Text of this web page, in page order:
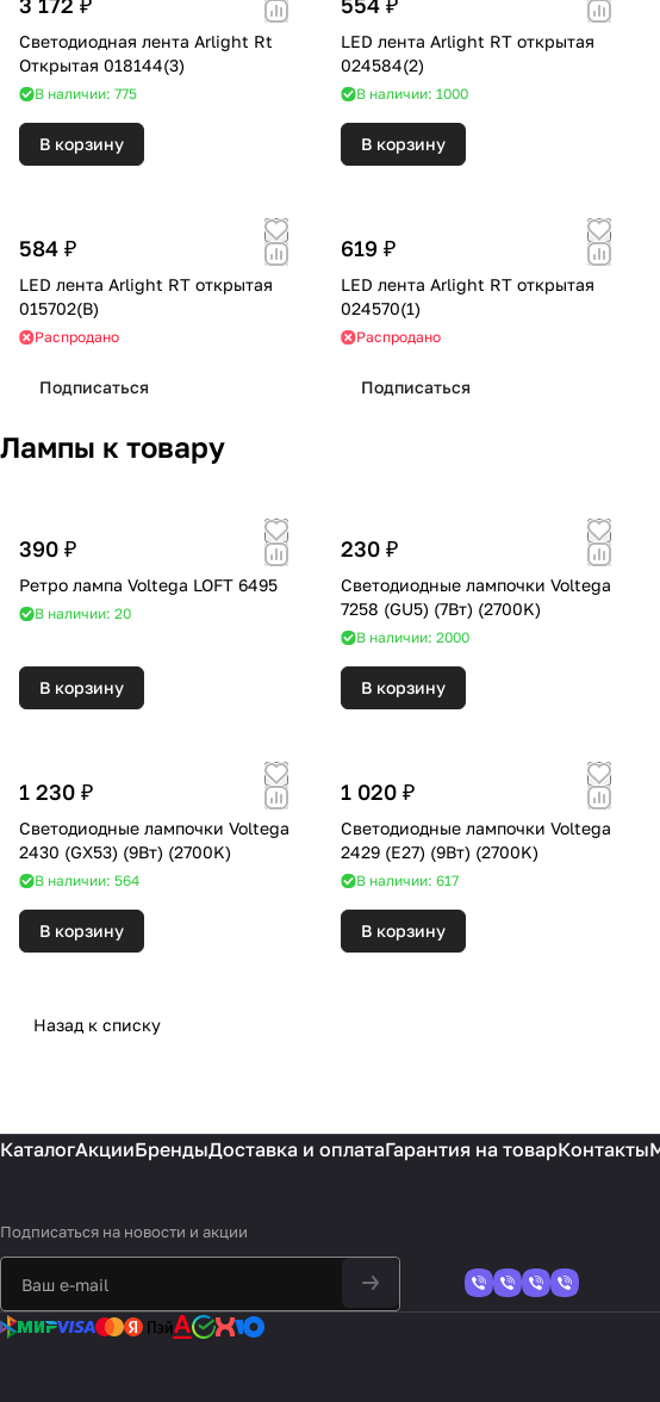
Светодиодная лента Arlight Rt
Открытая 018144(3)
В наличии: 775
В корзину
LED лента Arlight RT открытая
024584(2)
В наличии: 1000
В корзину
584 ₽
LED лента Arlight RT открытая
015702(B)
Распродано
Подписаться
619 ₽
LED лента Arlight RT открытая
024570(1)
Распродано
Подписаться
Лампы к товару
390 ₽
Ретро лампа Voltega LOFT 6495
В наличии: 20
В корзину
230 ₽
Светодиодные лампочки Voltega
7258 (GU5) (7Вт) (2700K)
В наличии: 2000
В корзину
1 230 ₽
Светодиодные лампочки Voltega
2430 (GX53) (9Вт) (2700K)
В наличии: 564
В корзину
1 020 ₽
Светодиодные лампочки Voltega
2429 (E27) (9Вт) (2700K)
В наличии: 617
В корзину
Назад к списку
КаталогАкцииБрендыДоставка и оплатаГарантия на товарКонтакты
Подписаться на новости и акции